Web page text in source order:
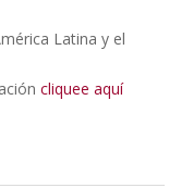
Latina y el
cliquee aquí